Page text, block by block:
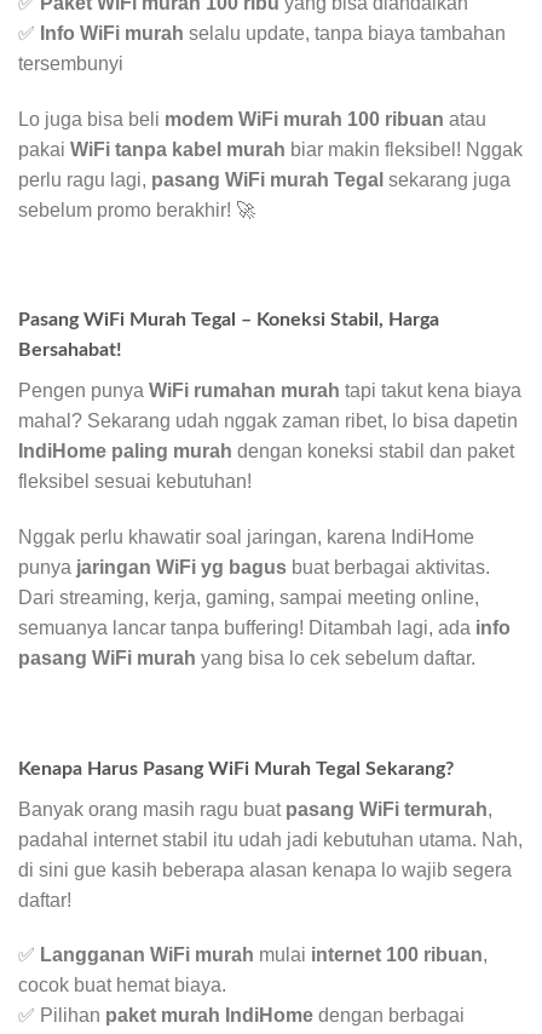
✅ Info WiFi murah selalu update, tanpa biaya tambahan
tersembunyi
Lo juga bisa beli modem WiFi murah 100 ribuan atau
pakai WiFi tanpa kabel murah biar makin fleksibel! Nggak
perlu ragu lagi, pasang WiFi murah Tegal sekarang juga
sebelum promo berakhir! 🚀
Pasang WiFi Murah Tegal – Koneksi Stabil, Harga
Bersahabat!
Pengen punya WiFi rumahan murah tapi takut kena biaya
mahal? Sekarang udah nggak zaman ribet, lo bisa dapetin
IndiHome paling murah dengan koneksi stabil dan paket
fleksibel sesuai kebutuhan!
Nggak perlu khawatir soal jaringan, karena IndiHome
punya jaringan WiFi yg bagus buat berbagai aktivitas.
Dari streaming, kerja, gaming, sampai meeting online,
semuanya lancar tanpa buffering! Ditambah lagi, ada info
pasang WiFi murah yang bisa lo cek sebelum daftar.
Kenapa Harus Pasang WiFi Murah Tegal Sekarang?
Banyak orang masih ragu buat pasang WiFi termurah,
padahal internet stabil itu udah jadi kebutuhan utama. Nah,
di sini gue kasih beberapa alasan kenapa lo wajib segera
daftar!
✅ Langganan WiFi murah mulai internet 100 ribuan,
cocok buat hemat biaya.
✅ Pilihan paket murah IndiHome dengan berbagai